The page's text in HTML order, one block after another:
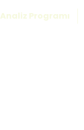
Analiz Programı